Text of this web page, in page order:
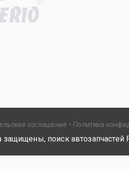
R
соглашение Политика
защищены, поиск автозапчастей